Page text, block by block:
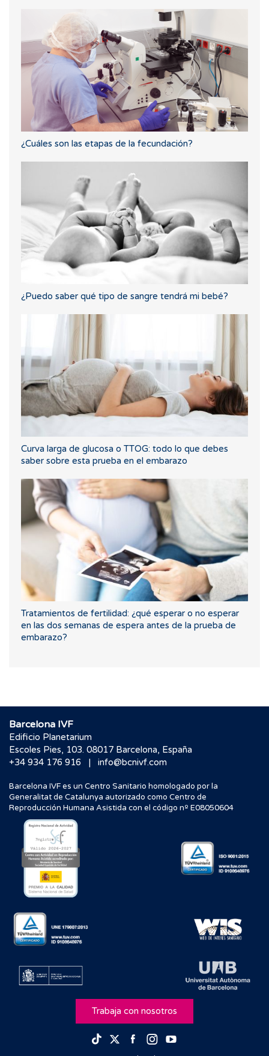
¿Cuáles son las etapas de la fecundación?
¿Puedo saber qué tipo de sangre tendrá mi bebé?
Curva larga de glucosa o TTOG: todo lo que debes
saber sobre esta prueba en el embarazo
Tratamientos de fertilidad: ¿qué esperar o no esperar
en las dos semanas de espera antes de la prueba de
embarazo?
Barcelona IVF
Edificio Planetarium
Escoles Pies, 103. 08017 Barcelona, España
+34 934 176 916
| info@bcnivf.com
Barcelona IVF es un Centro Sanitario homologado por la
Generalitat de Catalunya autorizado como Centro de
Reproducción Humana Asistida con el código nº E08050604
Trabaja con nosotros
TikTokTwitterFacebook
Instagram